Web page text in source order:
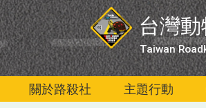
台灣
Taiwan
關於路殺社 主題行動